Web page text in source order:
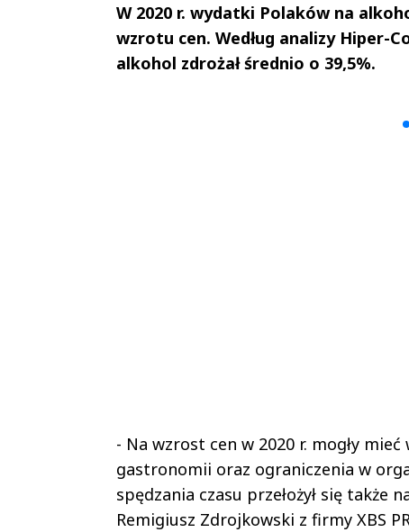
W 2020 r. wydatki Polaków na
wzrotu cen. Według analizy Hiper-
alkohol zdrożał średnio o 39,5%.
- Na wzrost cen w 2020 r. mogły
gastronomii oraz ograniczenia w
spędzania czasu przełożył się
Remigiusz Zdrojkowski z firmy XBS
Andrzej i Marta
Marta i